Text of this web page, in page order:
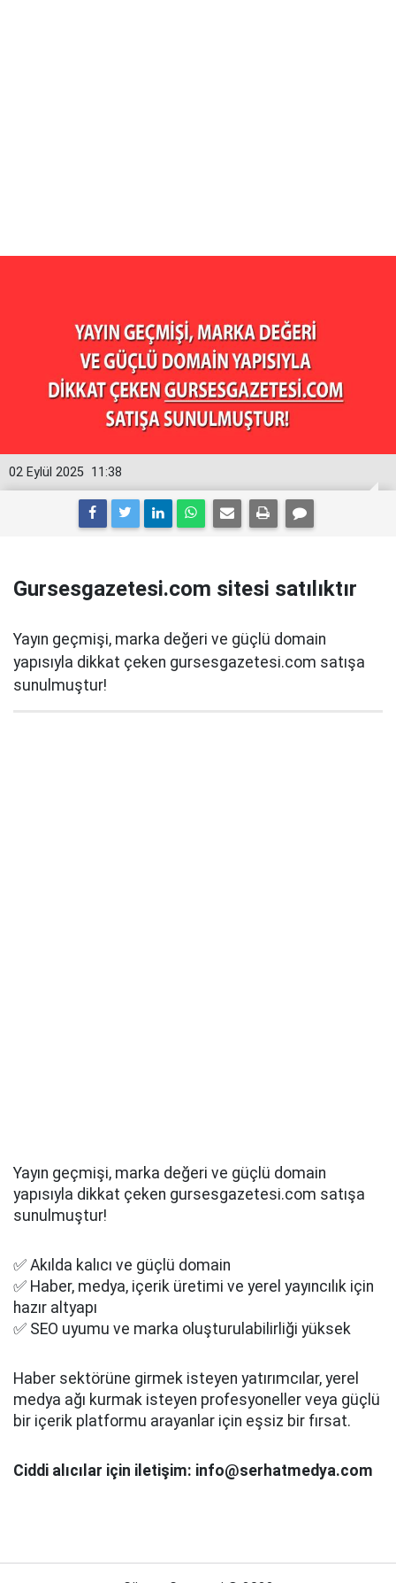
11:38
02 Eylül 2025
Gursesgazetesi.com sitesi satılıktır
Yayın geçmişi, marka değeri ve güçlü domain
yapısıyla dikkat çeken gursesgazetesi.com satışa
sunulmuştur!
Yayın geçmişi, marka değeri ve güçlü domain
yapısıyla dikkat çeken gursesgazetesi.com satışa
sunulmuştur!
✅ Akılda kalıcı ve güçlü domain
✅ Haber, medya, içerik üretimi ve yerel yayıncılık için
hazır altyapı
✅ SEO uyumu ve marka oluşturulabilirliği yüksek
Haber sektörüne girmek isteyen yatırımcılar, yerel
medya ağı kurmak isteyen profesyoneller veya güçlü
bir içerik platformu arayanlar için eşsiz bir fırsat.
Ciddi alıcılar için iletişim: info@serhatmedya.com